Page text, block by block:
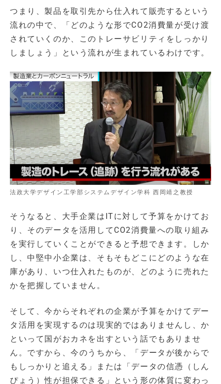
つまり、製品を取引先から仕入れて販売するという
流れの中で、「どのような形でCO2消費量が受け渡
されていくのか、このトレーサビリティをしっかり
しましょう」という流れが生まれているわけです。
法政大学デザイン工学部システムデザイン学科 西岡靖之教授
そうなると、大手企業はITに対して予算をかけてお
り、そのデータを活用してCO2消費量への取り組み
を実行していくことができると予想できます。しか
し、中堅中小企業は、そもそもどこにどのような在
庫があり、いつ仕入れたものが、どのように売れた
かを把握していません。
そして、今からそれぞれの企業が予算をかけてデー
タ活用を実現するのは現実的ではありませんし、か
といって国がおカネを出すという話でもありませ
ん。ですから、今のうちから、「データが後からで
もしっかりと追える」または「データの信憑（しん
ぴょう）性が担保できる」という形の体質に変わっ